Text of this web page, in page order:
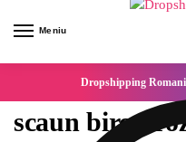
Meniu
Dropshipping
scaun birou